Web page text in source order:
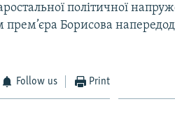
політичної
Борисова
Follow us Print